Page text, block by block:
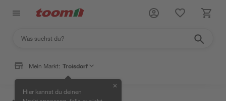
Mein Markt: Troisdorf
Hier kannst du deinen
✕